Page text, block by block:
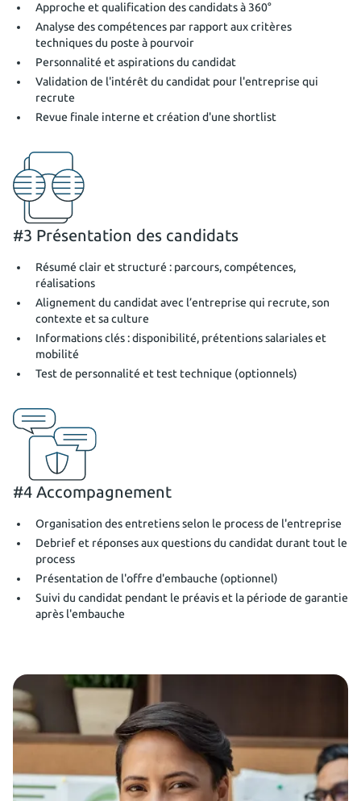
Approche et qualification des candidats à 360°
Analyse des compétences par rapport aux critères
techniques du poste à pourvoir
Personnalité et aspirations du candidat
Validation de l'intérêt du candidat pour l'entreprise qui
recrute
Revue finale interne et création d'une shortlist
#3 Présentation des candidats
Résumé clair et structuré : parcours, compétences,
réalisations
Alignement du candidat avec l’entreprise qui recrute, son
contexte et sa culture
Informations clés : disponibilité, prétentions salariales et
mobilité
Test de personnalité et test technique (optionnels)
#4 Accompagnement
Organisation des entretiens selon le process de l'entreprise
Debrief et réponses aux questions du candidat durant tout le
process
Présentation de l'offre d'embauche (optionnel)
Suivi du candidat pendant le préavis et la période de garantie
après l'embauche